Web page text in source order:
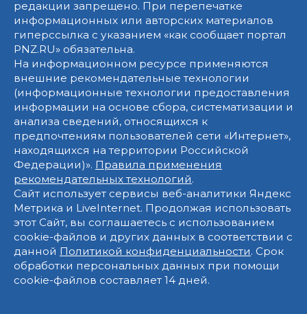
редакции запрещено. При перепечатке
информационных или авторских материалов
гиперссылка с указанием «как сообщает портал
PNZ.RU» обязательна.
На информационном ресурсе применяются
внешние рекомендательные технологии
(информационные технологии предоставления
информации на основе сбора, систематизации и
анализа сведений, относящихся к
предпочтениям пользователей сети «Интернет»,
находящихся на территории Российской
Федерации)». Правила применения
рекомендательных технологий.
Сайт использует сервисы веб-аналитики Яндекс
Метрика и LiveInternet. Продолжая использовать
этот Сайт, вы соглашаетесь с использованием
cookie-файлов и других данных в соответствии с
данной Политикой конфиденциальности. Срок
обработки персональных данных при помощи
cookie-файлов составляет 14 дней.